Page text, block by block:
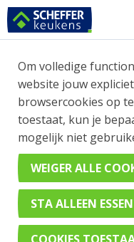
MODERNE
MET
EN
Om volledige
website jouw
browsercookies op
toestaat, kun je
mogelijk niet